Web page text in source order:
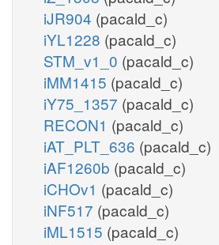
iJR904 (pacald_c)
iYL1228 (pacald_c)
STM_v1_0 (pacald_c)
iMM1415 (pacald_c)
iY75_1357 (pacald_c)
RECON1 (pacald_c)
iAT_PLT_636 (pacald_c)
iAF1260b (pacald_c)
iCHOv1 (pacald_c)
iNF517 (pacald_c)
iML1515 (pacald_c)